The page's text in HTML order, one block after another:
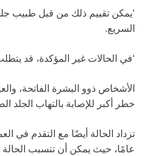
‘يمكن تقييم ذلك من قبل طبيب
السريع.
‘في الحالات غير المؤكدة، قد
الأشخاص ذوو البشرة الفاتحة،
خطر أكبر للإصابة بالتهاب الجلد
عامًا، حيث يمكن أن تتسبب